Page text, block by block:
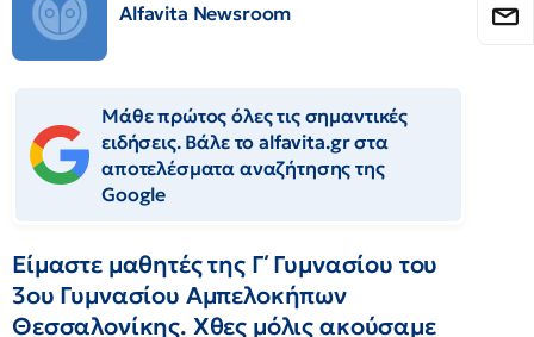
Alfavita Newsroom
Μάθε πρώτος όλες τις σημαντικές
ειδήσεις. Βάλε το alfavita.gr στα
αποτελέσματα αναζήτησης της
Google
Είμαστε μαθητές της Γ΄ Γυμνασίου του
3ου Γυμνασίου Αμπελοκήπων
Θεσσαλονίκης. Χθες μόλις ακούσαμε